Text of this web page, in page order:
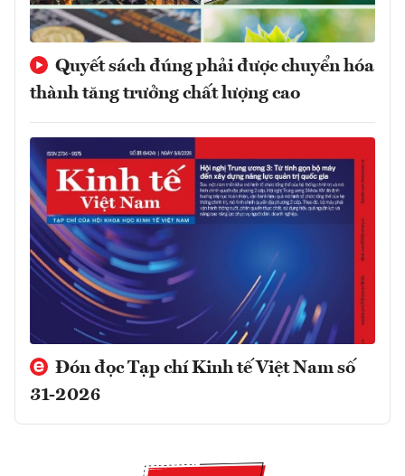
Quyết sách đúng phải được chuyển hóa
thành tăng trưởng chất lượng cao
Đón đọc Tạp chí Kinh tế Việt Nam số
31-2026